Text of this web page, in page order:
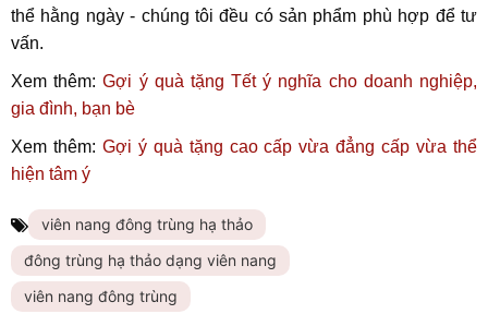
thể hằng ngày - chúng tôi đều có sản phẩm phù hợp để tư
vấn.
Xem thêm:Gợi ý quà tặng Tết ý nghĩa cho doanh nghiệp,
gia đình, bạn bè
Xem thêm: Gợi ý quà tặng cao cấp vừa đẳng cấp vừa thể
hiện tâm ý
viên nang đông trùng hạ thảo
đông trùng hạ thảo dạng viên nang
viên nang đông trùng